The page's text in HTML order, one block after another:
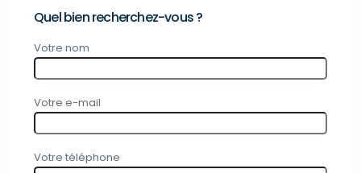
Quel bien recherchez-vous ?
Votre nom
Votre e-mail
Votre téléphone